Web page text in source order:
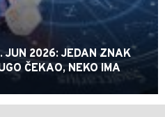
JUN 2026: JEDAN ZNAK
ČEKAO, NEKO IMA